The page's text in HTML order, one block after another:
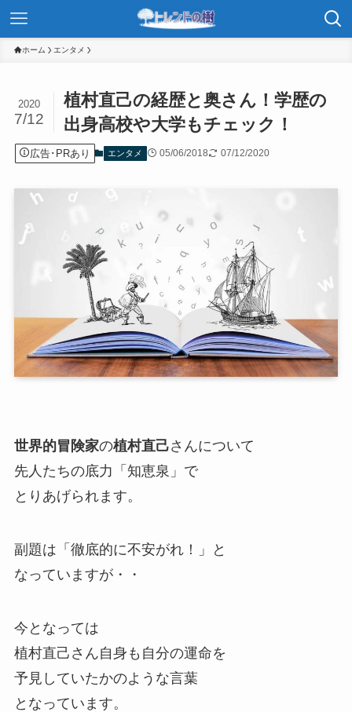
ホーム エンタメ
植村直己の経歴と奥さん！学歴の
出身高校や大学もチェック！
2020
7/12
広告･PRあり エンタメ 05/06/2018 07/12/2020
世界的冒険家の植村直己さんについて
先人たちの底力「知恵泉」で
とりあげられます。
副題は「徹底的に不安がれ！」と
なっていますが・・
今となっては
植村直己さん自身も自分の運命を
予見していたかのような言葉
となっています。